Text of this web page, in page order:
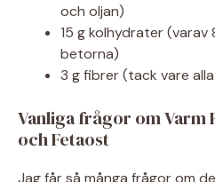
och oljan)
15 g kolhydrater
betorna)
3 g fibrer (tack vare
Vanliga frågor om Varm
och Fetaost
Jag får så många frågor om